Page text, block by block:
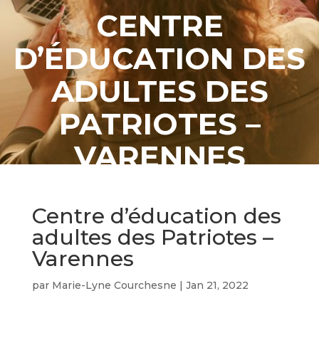
CENTRE
D’ÉDUCATION DES
ADULTES DES
PATRIOTES –
VARENNES
Centre d’éducation des
adultes des Patriotes –
Varennes
par Marie-Lyne Courchesne | Jan 21, 2022